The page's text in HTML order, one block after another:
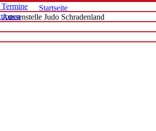
Startseite
Aussenstelle Judo Schradenland